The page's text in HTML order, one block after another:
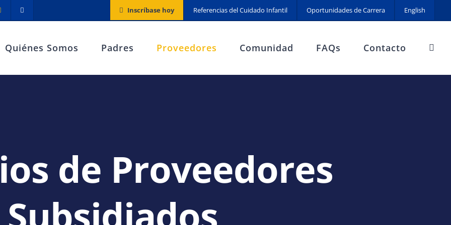
Inscríbase hoy Referencias del Cuidado Infantil Oportunidades de Carrera English
Quiénes Somos Padres Proveedores Comunidad FAQs Contacto
de Proveedores